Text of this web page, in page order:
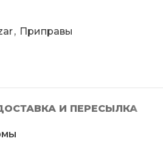
, Приправы
И ПЕРЕСЫЛКА